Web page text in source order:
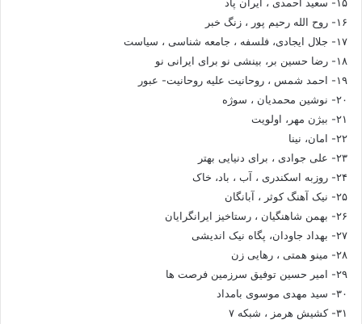
۱۶- روح الله رحیم پور ، زنگ خبر
۱۷- جلال ایجادی، فلسفه ، جامعه شناسی ، سیاست
۱۸- رضا حسین بر، بینشی نو برای ایرانی نو
۱۹- احمد شمس ، روحانیت علیه روحانیت- عبور
۲۰- نوشین محمدیان ، سوژه
۲۱- بیژن مهر، اولویت
۲۲- امان، نینا
۲۳- علی جوادی ، برای دنیایی بهتر
۲۴- روزبه اسکندری ، آب ، باد، خاک
۲۵- نیک آهنگ کوثر ، آبانگان
۲۶- بهمن شاهنگیان ، رستاخیز ایرانگرایان
۲۷- بهداد جاودان، پگاه نیک اندیشی
۲۸- مینو همتی ، رهایی زن
۲۹- امیر حسین توفیق سرزمین فرصت ها
۳۰- سید مهدی موسوی بامداد
۳۱- کشیش هرمز ، شبکه ۷